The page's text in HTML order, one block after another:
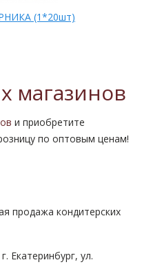
(1*20шт)
магазинов
и приобретите
по оптовым ценам!
продажа кондитерских
Екатеринбург, ул.